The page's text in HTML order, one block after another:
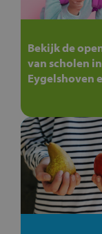
Bekijk de
van scholen in
Eygelshoven